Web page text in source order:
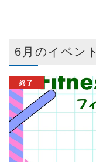
6月のイベント